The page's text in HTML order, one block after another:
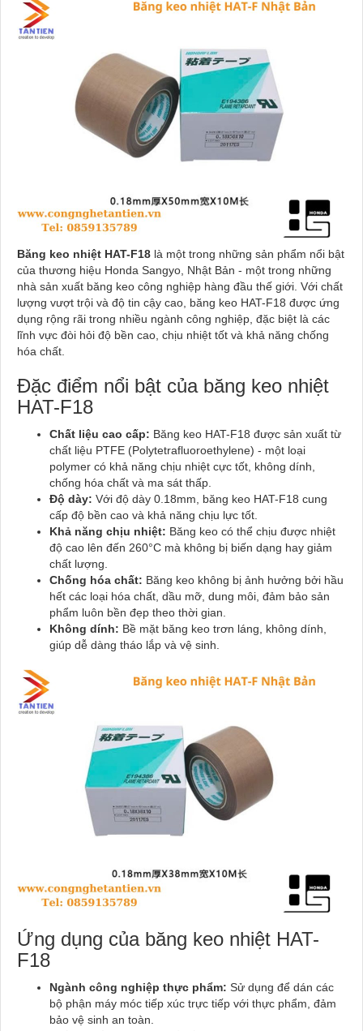
Băng keo nhiệt HAT-F18 là một trong những sản phẩm nổi bật
của thương hiệu Honda Sangyo, Nhật Bản - một trong những
nhà sản xuất băng keo công nghiệp hàng đầu thế giới. Với chất
lượng vượt trội và độ tin cậy cao, băng keo HAT-F18 được ứng
dụng rộng rãi trong nhiều ngành công nghiệp, đặc biệt là các
lĩnh vực đòi hỏi độ bền cao, chịu nhiệt tốt và khả năng chống
hóa chất.
Đặc điểm nổi bật của băng keo nhiệt
HAT-F18
Chất liệu cao cấp: Băng keo HAT-F18 được sản xuất từ
chất liệu PTFE (Polytetrafluoroethylene) - một loại
polymer có khả năng chịu nhiệt cực tốt, không dính,
chống hóa chất và ma sát thấp.
Độ dày: Với độ dày 0.18mm, băng keo HAT-F18 cung
cấp độ bền cao và khả năng chịu lực tốt.
Khả năng chịu nhiệt: Băng keo có thể chịu được nhiệt
độ cao lên đến 260°C mà không bị biến dạng hay giảm
chất lượng.
Chống hóa chất: Băng keo không bị ảnh hưởng bởi hầu
hết các loại hóa chất, dầu mỡ, dung môi, đảm bảo sản
phẩm luôn bền đẹp theo thời gian.
Không dính: Bề mặt băng keo trơn láng, không dính,
giúp dễ dàng tháo lắp và vệ sinh.
Ứng dụng của băng keo nhiệt HAT-
F18
Ngành công nghiệp thực phẩm: Sử dụng để dán các
bộ phận máy móc tiếp xúc trực tiếp với thực phẩm, đảm
bảo vệ sinh an toàn.